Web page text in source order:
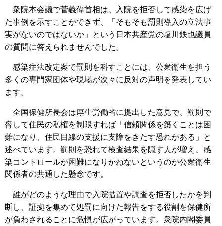
衆院本会議で菅義偉首相は、入院を拒否して感染を広げ
た事例を示すことができず、「そもそも罰則導入の立法事
実がないのではないか」という日本共産党の塩川鉄也議員
の質問に答えられませんでした。
感染症法改定案で罰則を科すことには、公衆衛生を担う
多くの専門家団体や現場が次々に反対の声明を発表してい
ます。
全国保健所長会は厚生労働省に提出した意見で、罰則で
脅して住民の私権を制限すれば「信頼関係を築くことは困
難になり、住民目線の支援に支障をきたす恐れがある」と
述べています。罰則を恐れて検査結果を隠す人が増え、感
染コントロールが困難になりかねないというのが公衆衛生
関係者の共通した懸念です。
誰がどのような理由で入院措置や調査を拒否したかを判
断し、証拠を集めて処罰に向けた報告をする役割を保健所
が負わされることに危惧が広がっています。衆院内閣委員